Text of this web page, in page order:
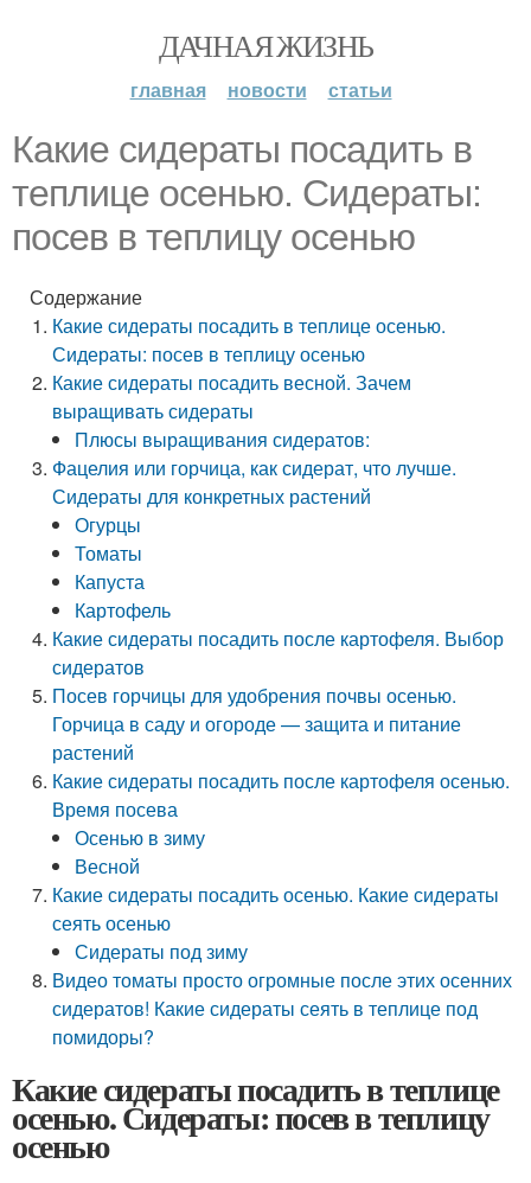
ДАЧНАЯ ЖИЗНЬ
главная новости статьи
Какие сидераты посадить в
теплице осенью. Сидераты:
посев в теплицу осенью
Содержание
Какие сидераты посадить в теплице осенью.
Сидераты: посев в теплицу осенью
Какие сидераты посадить весной. Зачем
выращивать сидераты
Плюсы выращивания сидератов:
Фацелия или горчица, как сидерат, что лучше.
Сидераты для конкретных растений
Огурцы
Томаты
Капуста
Картофель
Какие сидераты посадить после картофеля. Выбор
сидератов
Посев горчицы для удобрения почвы осенью.
Горчица в саду и огороде — защита и питание
растений
Какие сидераты посадить после картофеля осенью.
Время посева
Осенью в зиму
Весной
Какие сидераты посадить осенью. Какие сидераты
сеять осенью
Сидераты под зиму
Видео томаты просто огромные после этих осенних
сидератов! Какие сидераты сеять в теплице под
помидоры?
Какие сидераты посадить в теплице
осенью. Сидераты: посев в теплицу
осенью